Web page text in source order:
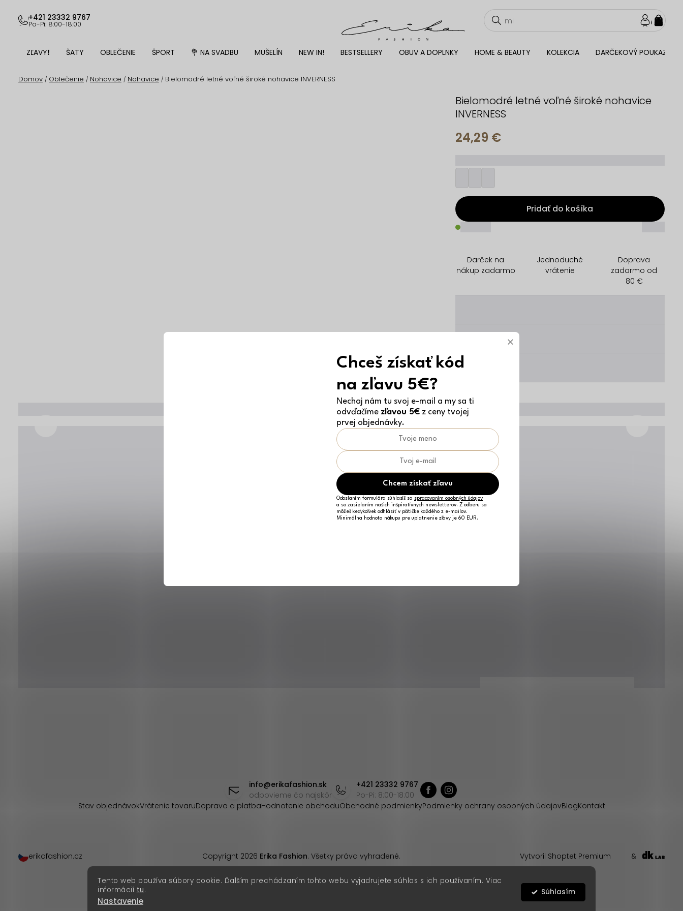
Tento web používa súbory cookie. Ďalším prechádzaním tohto webu vyjadrujete súhlas s ich používaním. Viac
informácií tu.
Nastavenie
Súhlasím
obsah
+421 23332 9767
Po-Pi: 8:00-18:00
ZĽAVY❗ ŠATY OBLEČENIE ŠPORT 💐 NA SVADBU MUŠELÍN NEW IN! BESTSELLERY OBUV A DOPLNKY HOME & BEAUTY KOLEKCIA DARČEKOVÝ POUKAZ
Domov / Oblečenie / Nohavice / Nohavice / Bielomodré letné voľné široké nohavice INVERNESS
Bielomodré letné voľné široké nohavice
INVERNESS
24,29 €
Pridať do košíka
_____
Darček na
nákup zadarmo
Jednoduché
vrátenie
Doprava
zadarmo od
80 €
________
________
info@erikafashion.sk
odpovieme čo najskôr
+421 23332 9767
Po-Pi: 8:00-18:00
Stav objednávokVrátenie tovaruDoprava a platbaHodnotenie obchoduObchodné podmienkyPodmienky ochrany osobných údajovBlogKontakt
Vytvoril Shoptet Premium &
Copyright 2026 Erika Fashion. Všetky práva vyhradené.
erikafashion.cz
×
Chceš získať kód
na zľavu 5€?
Nechaj nám tu svoj e-mail a my sa ti
odvďačíme zľavou 5€ z ceny tvojej
prvej objednávky.
Chcem získať zľavu
Odoslaním formulára súhlasíš sa spracovaním osobných údajov
a so zasielaním našich inšpiratívnych newsletterov. Z odberu sa
môžeš kedykoľvek odhlásiť v pätičke každého z e-mailov.
Minimálna hodnota nákupu pre uplatnenie zľavy je 60 EUR.